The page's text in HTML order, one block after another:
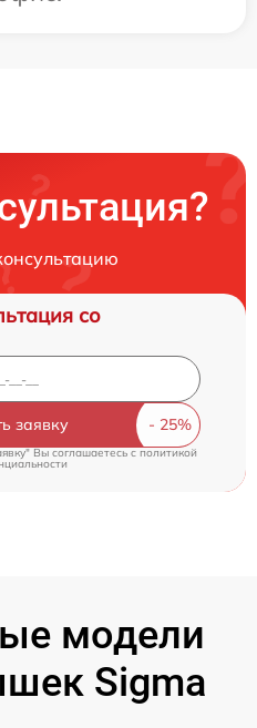
со
заявку
Вы соглашаетесь c политикой
модели
Sigma